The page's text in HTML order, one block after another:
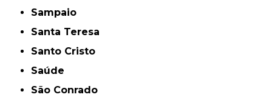
Sampaio
Santa Teresa
Santo Cristo
Saúde
São Conrado